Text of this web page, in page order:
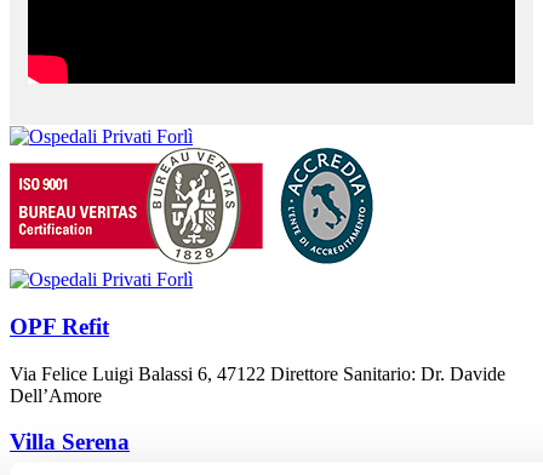
OPF Refit
Via Felice Luigi Balassi 6, 47122 Direttore Sanitario: Dr. Davide
Dell’Amore
Villa Serena